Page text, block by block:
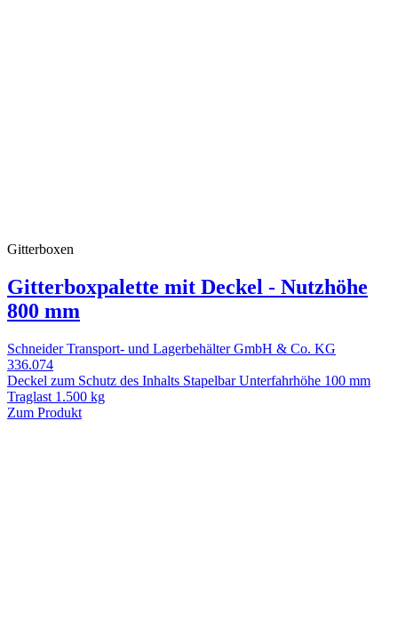
Gitterboxen
Gitterboxpalette mit Deckel - Nutzhöhe
800 mm
Schneider Transport- und Lagerbehälter GmbH & Co. KG
336.074
Deckel zum Schutz des Inhalts Stapelbar Unterfahrhöhe 100 mm
Traglast 1.500 kg
Zum Produkt